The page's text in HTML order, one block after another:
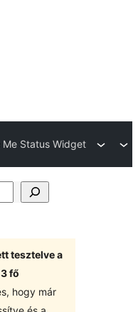
Me Status Widget
tesztelve a
fő
hogy már